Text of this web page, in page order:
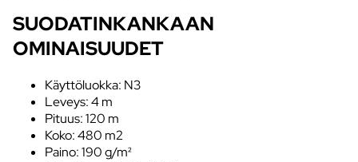
SUODATINKANKAAN
OMINAISUUDET
Käyttöluokka: N3
Leveys: 4 m
Pituus: 120 m
Koko: 480 m2
Paino: 190 g/m²